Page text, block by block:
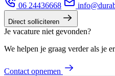
06 24436668
Direct solliciteren
Je vacature niet gevonden?
We helpen je graag verder als je
Contact opnemen